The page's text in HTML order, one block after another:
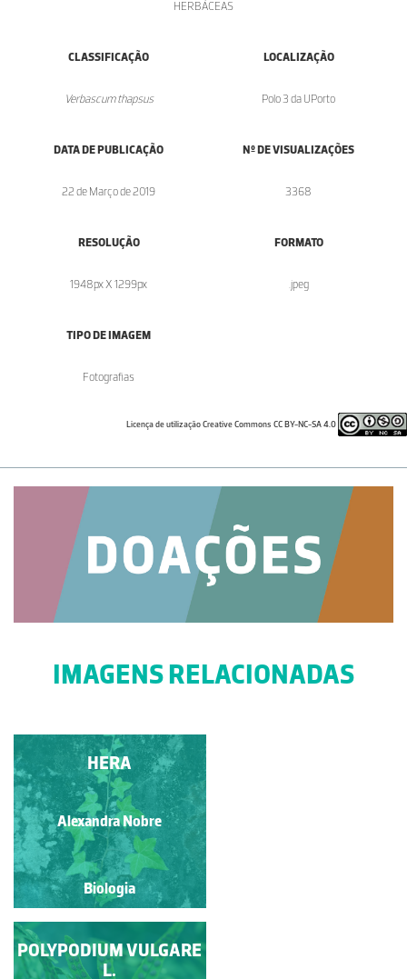
HERBÁCEAS
CLASSIFICAÇÃO
Verbascum thapsus
LOCALIZAÇÃO
Polo 3 da UPorto
DATA DE PUBLICAÇÃO
22 de Março de 2019
Nº DE VISUALIZAÇÕES
3368
RESOLUÇÃO
1948px X 1299px
FORMATO
.jpeg
TIPO DE IMAGEM
Fotografias
Licença de utilização Creative Commons CC BY-NC-SA 4.0
IMAGENS RELACIONADAS
POLYGONUM
CAPITATUM BUCH.-
HAM. EX D.DON
Alexandra Nobre
Biologia
HERA
Alexandra Nobre
Biologia
CONTEIRA
POLYPODIUM VULGARE
L.